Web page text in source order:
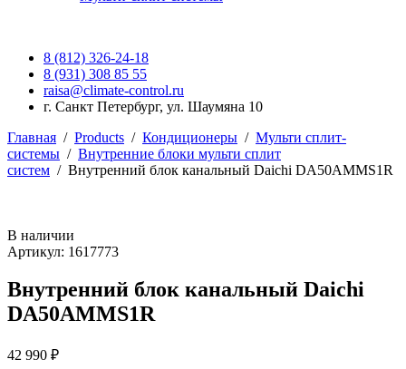
8 (812) 326-24-18
8 (931) 308 85 55
raisa@climate-control.ru
г. Санкт Петербург, ул. Шаумяна 10
Главная / Products / Кондиционеры / Мульти сплит-
системы / Внутренние блоки мульти сплит
систем / Внутренний блок канальный Daichi DA50AMMS1R
В наличии
Артикул: 1617773
Внутренний блок канальный Daichi
DA50AMMS1R
42 990 ₽